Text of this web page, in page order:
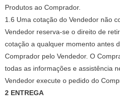
Produtos ao Comprador.
1.6 Uma cotação do Vendedor não
Vendedor reserva-se o direito de
cotação a qualquer momento antes
Comprador pelo Vendedor. O
todas as informações e assistência
Vendedor execute o pedido do
2 ENTREGA